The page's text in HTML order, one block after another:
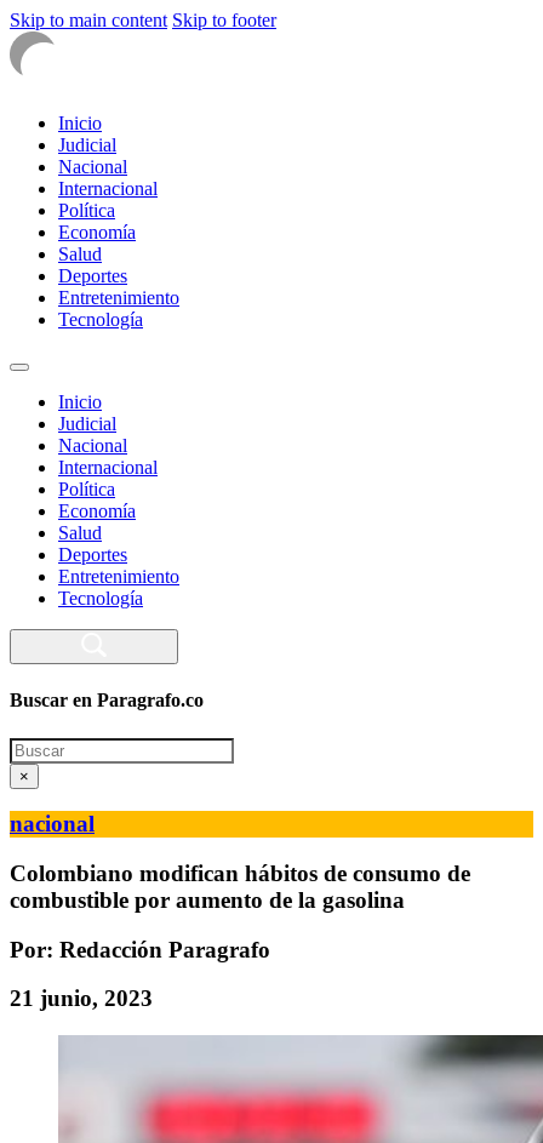
Skip to main content Skip to footer
Inicio
Judicial
Nacional
Internacional
Política
Economía
Salud
Deportes
Entretenimiento
Tecnología
Inicio
Judicial
Nacional
Internacional
Política
Economía
Salud
Deportes
Entretenimiento
Tecnología
Buscar en Paragrafo.co
Search
×
nacional
Colombiano modifican hábitos de consumo de
combustible por aumento de la gasolina
Por: Redacción Paragrafo
21 junio, 2023